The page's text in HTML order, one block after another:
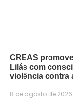
CREAS
Lilás com
violência contra
8 de agosto de 2026